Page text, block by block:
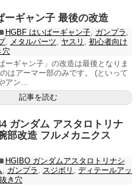
ーギャン子 最後の改造
HGBF はいぱーギャン子, ガンプラ ,
, メタルパーツ, ヤスリ , 初心者向け
穴
ーギャン子」の改造は最後となりま
はアーマー部のみです。 (といって
アン...
記事を読む
ガンダム アスタロトリナ
部改造 フルメカニクス
HGIBO ガンダムアスタロトリナシ
, ガンプラ , スジボリ , ディテールアッ
き穴